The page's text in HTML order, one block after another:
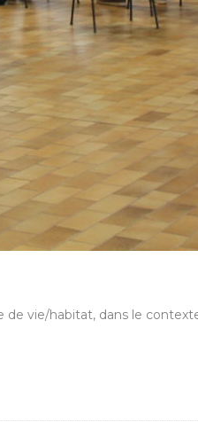
vie/habitat, dans le